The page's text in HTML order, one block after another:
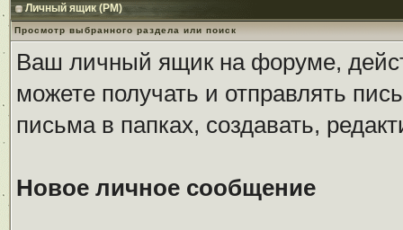
Личный ящик (PM)
Просмотр выбранного раздела или поиск
Ваш личный ящик на форуме,
можете получать и отправлять
письма в папках, создавать,
Новое личное сообщение